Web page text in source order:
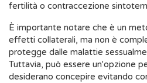
fertilità o contraccezione
È importante notare che è un
effetti collaterali, ma non è
protegge dalle malattie
Tuttavia, può essere un'opzione
desiderano concepire evitando